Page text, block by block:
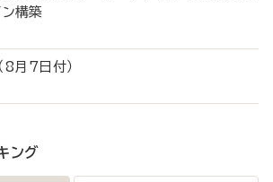
ン構築
（8月7日付）
ング